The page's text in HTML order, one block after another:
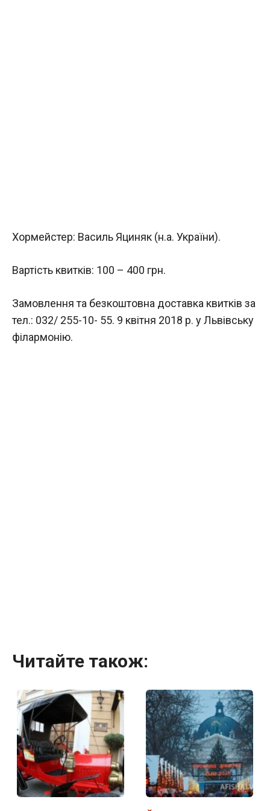
Хормейстер: Василь Яциняк (н.а. України).
Вартість квитків: 100 – 400 грн.
Замовлення та безкоштовна доставка квитків за
тел.: 032/ 255-10- 55. 9 квітня 2018 р. у Львівську
філармонію.
Читайте також: